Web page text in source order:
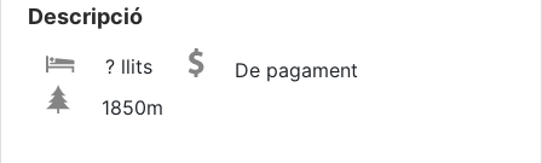
Descripció
? llits
De pagament
1850m